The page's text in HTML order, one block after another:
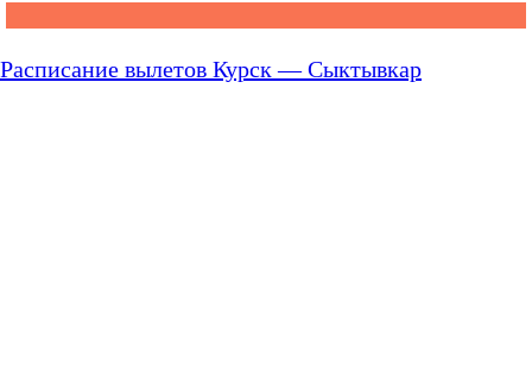
Расписание вылетов Курск — Сыктывкар